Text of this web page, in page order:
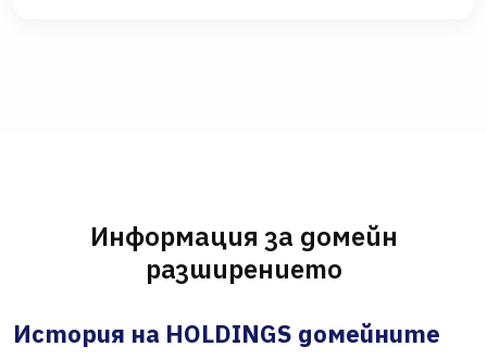
Информация за домейн
разширението
История на HOLDINGS домейните